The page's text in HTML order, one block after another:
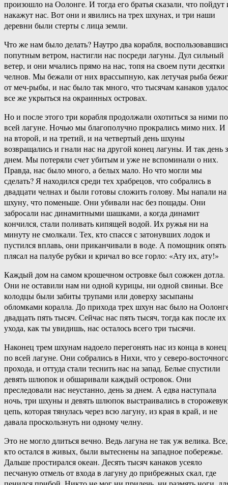
произошло на Оолонге. И тогда его братья сказали, что пойдут
накажут нас. Вот они и явились на трех шхунах, и три наши
деревни были стерты с лица земли.
Что же нам было делать? Наутро два корабля,
попутным ветром, настигли нас посреди лагуны. Дул сильный
ветер, и они мчались прямо на нас, топя на своем пути десятки
челнов. Мы бежали от них врассыпную, как летучая рыба
от меч-рыбы, и нас было так много, что тысячам канаков
все же укрыться на окраинных островах.
Но и после этого три корабля продолжали охотиться за ними по
всей лагуне. Ночью мы благополучно прокрались мимо них. И
на второй, и на третий, и на четвертый день шхуны
возвращались и гнали нас на другой конец лагуны. И так день
днем. Мы потеряли счет убитым и уже не вспоминали о них.
Правда, нас было много, а белых мало. Но что могли мы
сделать? Я находился среди тех храбрецов, что собрались в
двадцати челнах и были готовы сложить голову. Мы напали на
шхуну, что поменьше. Они убивали нас без пощады. Они
забросали нас динамитными шашками, а когда динамит
кончился, стали поливать кипящей водой. Их ружья ни на
минуту не смолкали. Тех, кто спасся с затонувших лодок и
пустился вплавь, они приканчивали в воде. А помощник опять
плясал на палубе рубки и кричал во все горло: «Ату их, ату!»
Каждый дом на самом крошечном островке был сожжен дотла.
Они не оставили нам ни одной курицы, ни одной свиньи. Все
колодцы были забиты трупами или доверху засыпаны
обломками коралла. До прихода трех шхун нас было на
двадцать пять тысяч. Сейчас нас пять тысяч, тогда как после их
ухода, как ты увидишь, нас осталось всего три тысячи.
Наконец трем шхунам надоело перегонять нас из конца в конец
по всей лагуне. Они собрались в Нихи, что у северо-
прохода, и оттуда стали теснить нас на запад. Белые спустили
девять шлюпок и обшаривали каждый островок. Они
преследовали нас неустанно, день за днем. А едва наступала
ночь, три шхуны и девять шлюпок выстраивались в
цепь, которая тянулась через всю лагуну, из края в край, и не
давала проскользнуть ни одному челну.
Это не могло длиться вечно. Ведь лагуна не так уж велика. Все,
кто остался в живых, были вытеснены на западное побережье.
Дальше простирался океан. Десять тысяч канаков усеяло
песчаную отмель от входа в лагуну до прибрежных скал, где